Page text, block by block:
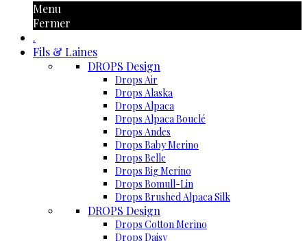
Menu
Fermer
.
Fils & Laines
DROPS Design
Drops Air
Drops Alaska
Drops Alpaca
Drops Alpaca Bouclé
Drops Andes
Drops Baby Merino
Drops Belle
Drops Big Merino
Drops Bomull-Lin
Drops Brushed Alpaca Silk
DROPS Design
Drops Cotton Merino
Drops Daisy